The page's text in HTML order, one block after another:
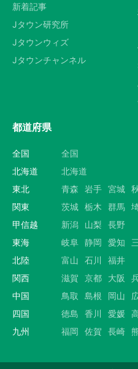
新着記事
Jタウン研究所
Jタウンウィズ
Jタウンチャンネル
都道府県
全国
全国
北海道
北海道
東北
青森 岩手 宮城
関東
茨城 栃木 群馬
甲信越
新潟 山梨
長野
東海
岐阜 静岡 愛知
北陸
富山 石川
福井
関西
滋賀 京都 大阪
中国
鳥取 島根 岡山
四国
徳島 香川 愛媛
九州
福岡 佐賀 長崎